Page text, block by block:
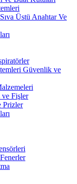
Üstü Anahtar Ve
Güvenlik ve
Fişler
Prizler